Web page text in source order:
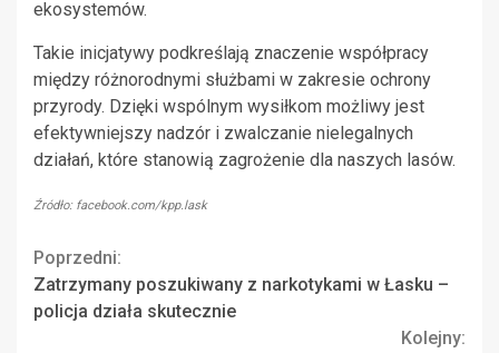
ekosystemów.
Takie inicjatywy podkreślają znaczenie współpracy
między różnorodnymi służbami w zakresie ochrony
przyrody. Dzięki wspólnym wysiłkom możliwy jest
efektywniejszy nadzór i zwalczanie nielegalnych
działań, które stanowią zagrożenie dla naszych lasów.
Źródło: facebook.com/kpp.lask
Continue
Reading
Poprzedni:
Zatrzymany poszukiwany z narkotykami w Łasku –
policja działa skutecznie
Kolejny: